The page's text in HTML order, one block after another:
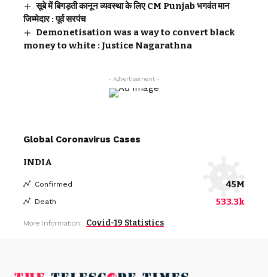
सूबे में बिगड़ती कानून व्यवस्था के लिए CM Punjab भगवंत मान
जिम्मेदार : पूर्व सरपंच
Demonetisation was a way to convert black
money to white : Justice Nagarathna
- Advertisement -
Global Coronavirus Cases
INDIA
Confirmed 45M
Death 533.3k
More Information: Covid-19 Statistics